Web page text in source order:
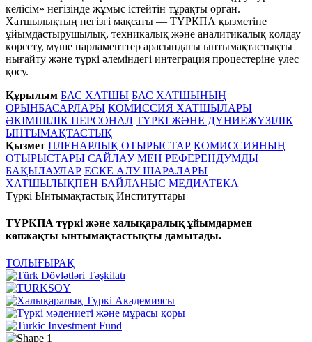
келісім» негізінде жұмыс істейтін тұрақты орган.
Хатшылықтың негізгі мақсаты — ТҮРКПА қызметіне
ұйымдастырушылық, техникалық және аналитикалық қолдау
көрсету, мүше парламенттер арасындағы ынтымақтастықты
нығайту және түркі әлеміндегі интеграция процестеріне үлес
қосу.
Құрылым БАС ХАТШЫ БАС ХАТШЫНЫҢ
ОРЫНБАСАРЛАРЫ КОМИССИЯ ХАТШЫЛАРЫ
ӘКІМШІЛІК ПЕРСОНАЛ ТҮРКІ ЖӘНЕ ДҮНИЕЖҮЗІЛІК
ЫНТЫМАҚТАСТЫҚ
Қызмет ПЛЕНАРЛЫҚ ОТЫРЫСТАР КОМИССИЯНЫҢ
ОТЫРЫСТАРЫ САЙЛАУ МЕН РЕФЕРЕНДУМДЫ
БАҚЫЛАУЛАР ЕСКЕ АЛУ ШАРАЛАРЫ
ХАТШЫЛЫҚПЕН БАЙЛАНЫС МЕДИАТЕКА
Түркі Ынтымақтастық Институттары
ТҮРКПА түркі және халықаралық ұйымдармен
көпжақты ынтымақтастықты дамытады.
ТОЛЫҒЫРАҚ